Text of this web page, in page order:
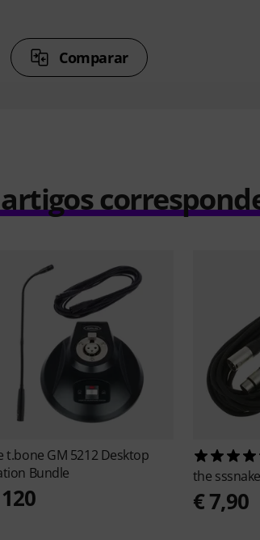
Comparar
t.bone GM 5212 Desktop
Bundle
the sssnake
€ 7,90